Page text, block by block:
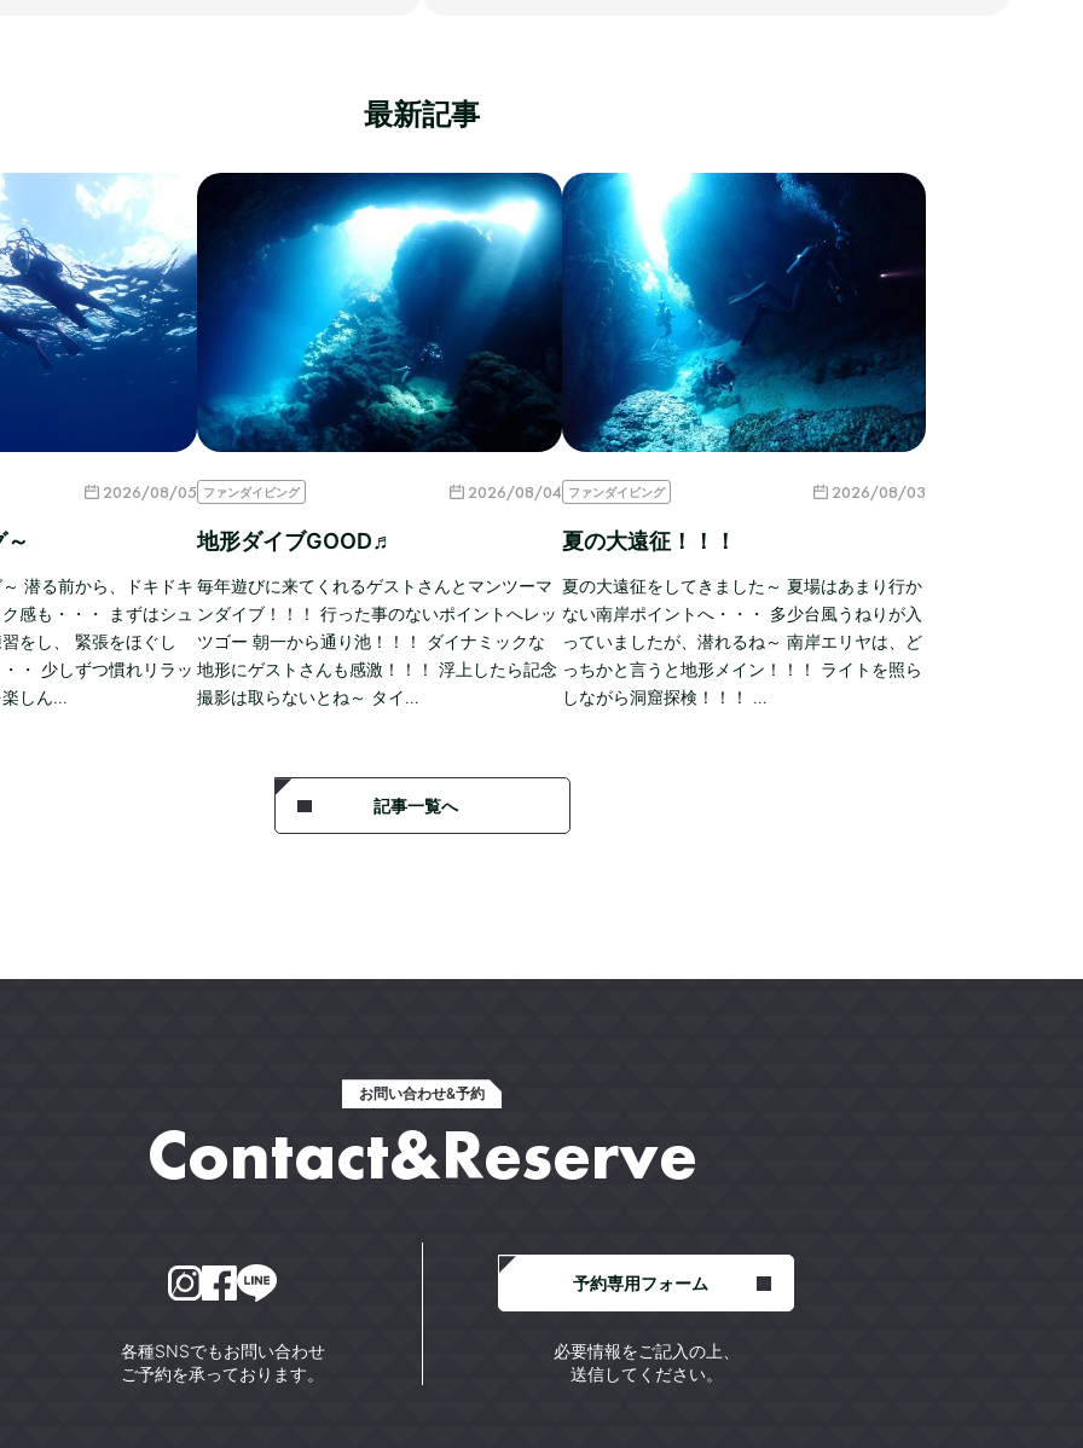
最新記事
2026/08/05
潜る前から、ドキドキ
感も・・・ まずはシュ
をし、 緊張をほぐし
・ 少しずつ慣れリラッ
しん…
ファンダイビング 2026/08/04
地形ダイブGOOD♬
毎年遊びに来てくれるゲストさんとマンツーマ
ンダイブ！！！ 行った事のないポイントへレッ
ツゴー 朝一から通り池！！！ ダイナミックな
地形にゲストさんも感激！！！ 浮上したら記念
撮影は取らないとね～ タイ…
ファンダイビング 2026/08/03
夏の大遠征！！！
夏の大遠征をしてきました～ 夏場はあまり行か
ない南岸ポイントへ・・・ 多少台風うねりが入
っていましたが、潜れるね～ 南岸エリヤは、ど
っちかと言うと地形メイン！！！ ライトを照ら
しながら洞窟探検！！！ …
記事一覧へ
お問い合わせ&予約
Contact&Reserve
各種SNSでもお問い合わせ
ご予約を承っております。
予約専用フォーム
必要情報をご記入の上、
送信してください。